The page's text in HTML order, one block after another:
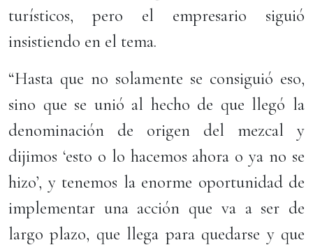
turísticos, pero el empresario siguió
insistiendo en el tema.
“Hasta que no solamente se consiguió eso,
sino que se unió al hecho de que llegó la
denominación de origen del mezcal y
dijimos ‘esto o lo hacemos ahora o ya no se
hizo’, y tenemos la enorme oportunidad de
implementar una acción que va a ser de
largo plazo, que llega para quedarse y que